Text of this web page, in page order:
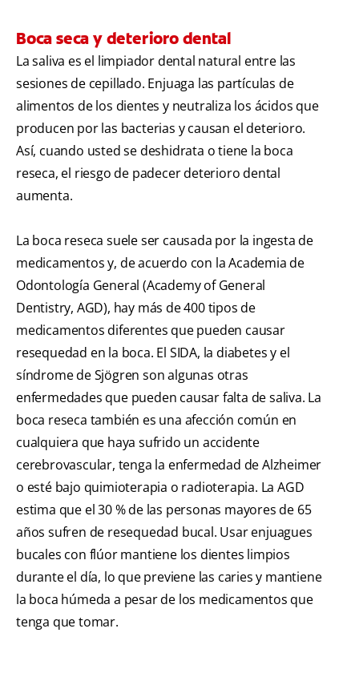
Boca seca y deterioro dental
La saliva es el limpiador dental natural entre las
sesiones de cepillado. Enjuaga las partículas de
alimentos de los dientes y neutraliza los ácidos que
producen por las bacterias y causan el deterioro.
Así, cuando usted se deshidrata o tiene la boca
reseca, el riesgo de padecer deterioro dental
aumenta.
La boca reseca suele ser causada por la ingesta de
medicamentos y, de acuerdo con la Academia de
Odontología General (Academy of General
Dentistry, AGD), hay más de 400 tipos de
medicamentos diferentes que pueden causar
resequedad en la boca. El SIDA, la diabetes y el
síndrome de Sjögren son algunas otras
enfermedades que pueden causar falta de saliva. La
boca reseca también es una afección común en
cualquiera que haya sufrido un accidente
cerebrovascular, tenga la enfermedad de Alzheimer
o esté bajo quimioterapia o radioterapia. La AGD
estima que el 30 % de las personas mayores de 65
años sufren de resequedad bucal. Usar enjuagues
bucales con flúor mantiene los dientes limpios
durante el día, lo que previene las caries y mantiene
la boca húmeda a pesar de los medicamentos que
tenga que tomar.